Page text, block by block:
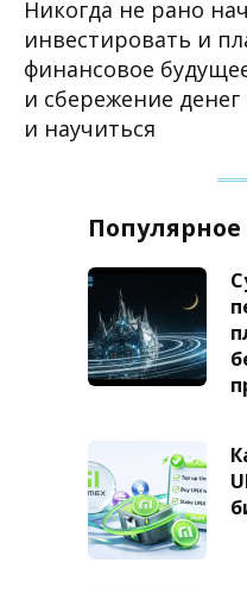
Никогда не рано
инвестировать и
финансовое
и сбережение
и научиться
Популярное